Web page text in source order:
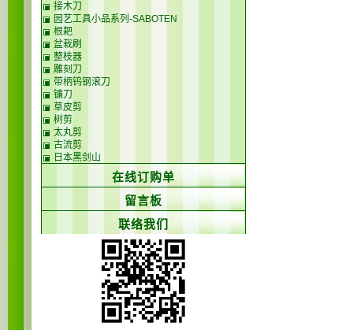
接木刀
园艺工具小品系列-SABOTEN
根耙
盆栽刷
整枝器
雕刻刀
带柄钨钢滚刀
镰刀
草皮剪
树剪
太丸剪
古流剪
日本黑剑山
在线订购单
留言板
联络我们